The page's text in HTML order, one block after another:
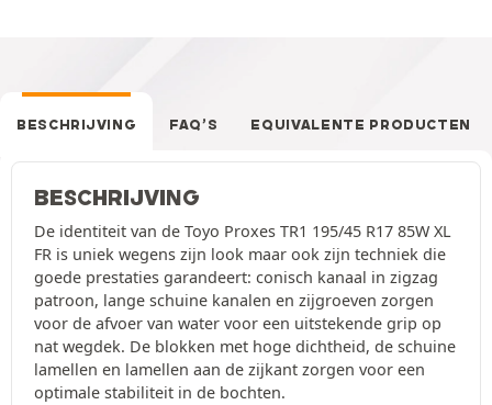
BESCHRIJVING FAQ’S EQUIVALENTE PRODUCTEN
BESCHRIJVING
De identiteit van de Toyo Proxes TR1 195/45 R17 85W XL
FR is uniek wegens zijn look maar ook zijn techniek die
goede prestaties garandeert: conisch kanaal in zigzag
patroon, lange schuine kanalen en zijgroeven zorgen
voor de afvoer van water voor een uitstekende grip op
nat wegdek. De blokken met hoge dichtheid, de schuine
lamellen en lamellen aan de zijkant zorgen voor een
optimale stabiliteit in de bochten.